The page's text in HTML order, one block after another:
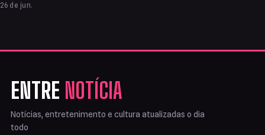
26 de jun.
ENTRE NOTÍCIA
Notícias, entretenimento e cultura atualizadas o dia
todo